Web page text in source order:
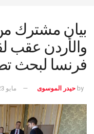
بيان مشترك
والأردن عقب
فرنسا لبحث
by حيدر الموسوى مايو 23, 2025